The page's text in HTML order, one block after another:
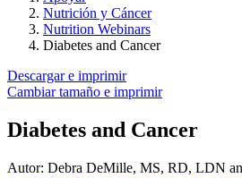
Nutrición y Cáncer
Nutrition Webinars
Diabetes and Cancer
Descargar e imprimir
Cambiar tamaño e imprimir
Diabetes and Cancer
Autor: Debra DeMille, MS, RD, LDN